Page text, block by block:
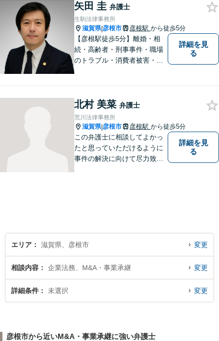
をモットーに、皆様それぞれ
に合った解決を図ってまいり
ます。お気軽にご相談くださ
い。
矢田 圭 弁護士
生駒法律事務所
滋賀県|彦根市 彦根駅 から徒歩5分
【彦根駅徒歩5分】離婚・相
続・高齢者・刑事事件・職場
のトラブル・消費者被害・法
詳細を見
る
北村 美菜 弁護士
荒川法律事務所
滋賀県|彦根市 彦根駅 から徒歩5分
この弁護士に相談してよかっ
たと思っていただけるように
事件の解決に向けて尽力致し
詳細を見
る
エリア 滋賀県、彦根市 変更
相談内容 企業法務、M&A・事業承継 変更
詳細条件 未選択 変更
彦根市から近いM&A・事業承継に強い弁護士